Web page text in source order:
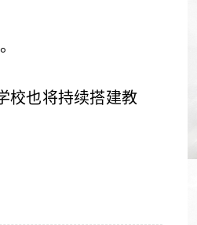
校也将持续搭建教